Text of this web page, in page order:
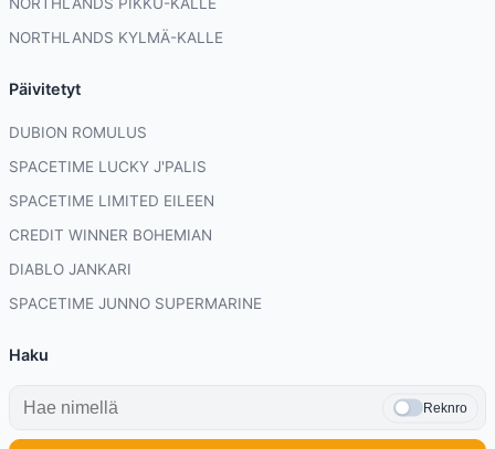
NORTHLANDS KYLMÄ-KALLE
Päivitetyt
DUBION ROMULUS
SPACETIME LUCKY J'PALIS
SPACETIME LIMITED EILEEN
CREDIT WINNER BOHEMIAN
DIABLO JANKARI
SPACETIME JUNNO SUPERMARINE
Haku
Reknro